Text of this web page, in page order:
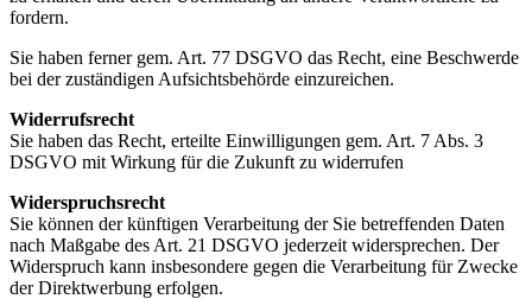
fordern.
Sie haben ferner gem. Art. 77 DSGVO das Recht, eine Beschwerde
bei der zuständigen Aufsichtsbehörde einzureichen.
Widerrufsrecht
Sie haben das Recht, erteilte Einwilligungen gem. Art. 7 Abs. 3
DSGVO mit Wirkung für die Zukunft zu widerrufen
Widerspruchsrecht
Sie können der künftigen Verarbeitung der Sie betreffenden Daten
nach Maßgabe des Art. 21 DSGVO jederzeit widersprechen. Der
Widerspruch kann insbesondere gegen die Verarbeitung für Zwecke
der Direktwerbung erfolgen.